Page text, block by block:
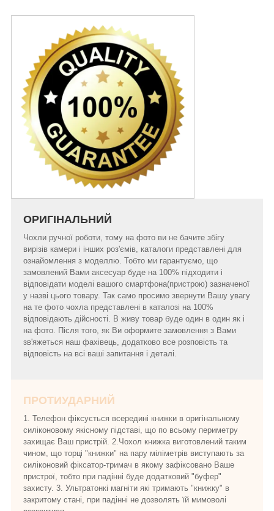
ОРИГІНАЛЬНИЙ
Чохли ручної роботи, тому на фото ви не бачите збігу
вирізів камери і інших роз'ємів, каталоги представлені для
ознайомлення з моделлю. Тобто ми гарантуємо, що
замовлений Вами аксесуар буде на 100% підходити і
відповідати моделі вашого смартфона(пристрою) зазначеної
у назві цього товару. Так само просимо звернути Вашу увагу
на те фото чохла представлені в каталозі на 100%
відповідають дійсності. В живу товар буде один в один як і
на фото. Після того, як Ви оформите замовлення з Вами
зв'яжеться наш фахівець, додатково все розповість та
відповість на всі ваші запитання і деталі.
ПРОТИУДАРНИЙ
1. Телефон фіксується всередині книжки в оригінальному
силіконовому якісному підставі, що по всьому периметру
захищає Ваш пристрій. 2.Чохол книжка виготовлений таким
чином, що торці "книжки" на пару міліметрів виступають за
силіконовий фіксатор-тримач в якому зафіксовано Ваше
пристрої, тобто при падінні буде додатковий "буфер"
захисту. 3. Ультратонкі магніти які тримають "книжку" в
закритому стані, при падінні не дозволять їй мимоволі